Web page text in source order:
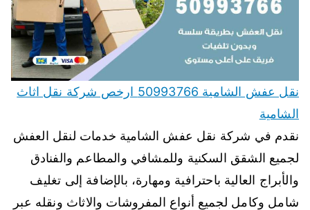
نقل عفش الشامية 50993766 ارخص شركة نقل اثاث
الشامية
نقدم في شركة نقل عفش الشامية خدمات لنقل العفش
لجميع الشقق السكنية وللمشافي والمطاعم والفنادق
والأبراج العالية باحترافية ومهارة، بالإضافة إلى تغليف
شامل وكامل لجميع أنواع المفروشات والاثاث ونقله عبر